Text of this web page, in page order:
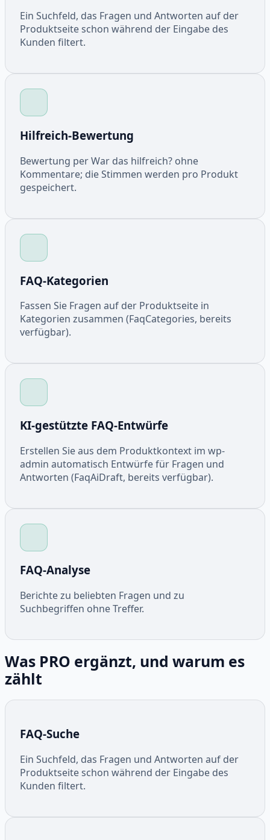
Ein Suchfeld, das Fragen und Antworten auf der
Produktseite schon während der Eingabe des
Kunden filtert.
Hilfreich-Bewertung
Bewertung per War das hilfreich? ohne
Kommentare; die Stimmen werden pro Produkt
gespeichert.
FAQ-Kategorien
Fassen Sie Fragen auf der Produktseite in
Kategorien zusammen (FaqCategories, bereits
verfügbar).
KI-gestützte FAQ-Entwürfe
Erstellen Sie aus dem Produktkontext im wp-
admin automatisch Entwürfe für Fragen und
Antworten (FaqAiDraft, bereits verfügbar).
FAQ-Analyse
Berichte zu beliebten Fragen und zu
Suchbegriffen ohne Treffer.
Was PRO ergänzt, und warum es
zählt
FAQ-Suche
Ein Suchfeld, das Fragen und Antworten auf der
Produktseite schon während der Eingabe des
Kunden filtert.